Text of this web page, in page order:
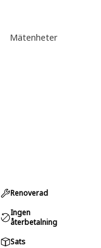
Mätenheter
Renoverad
Ingen
återbetalning
Sats